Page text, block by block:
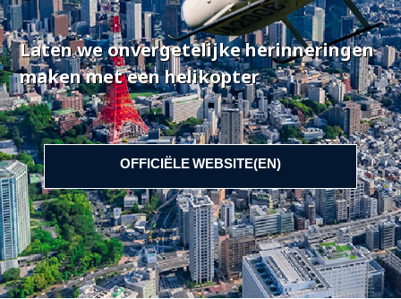
Laten we onvergetelijke herinneringen
maken met een helikopter
OFFICIËLE WEBSITE(EN)